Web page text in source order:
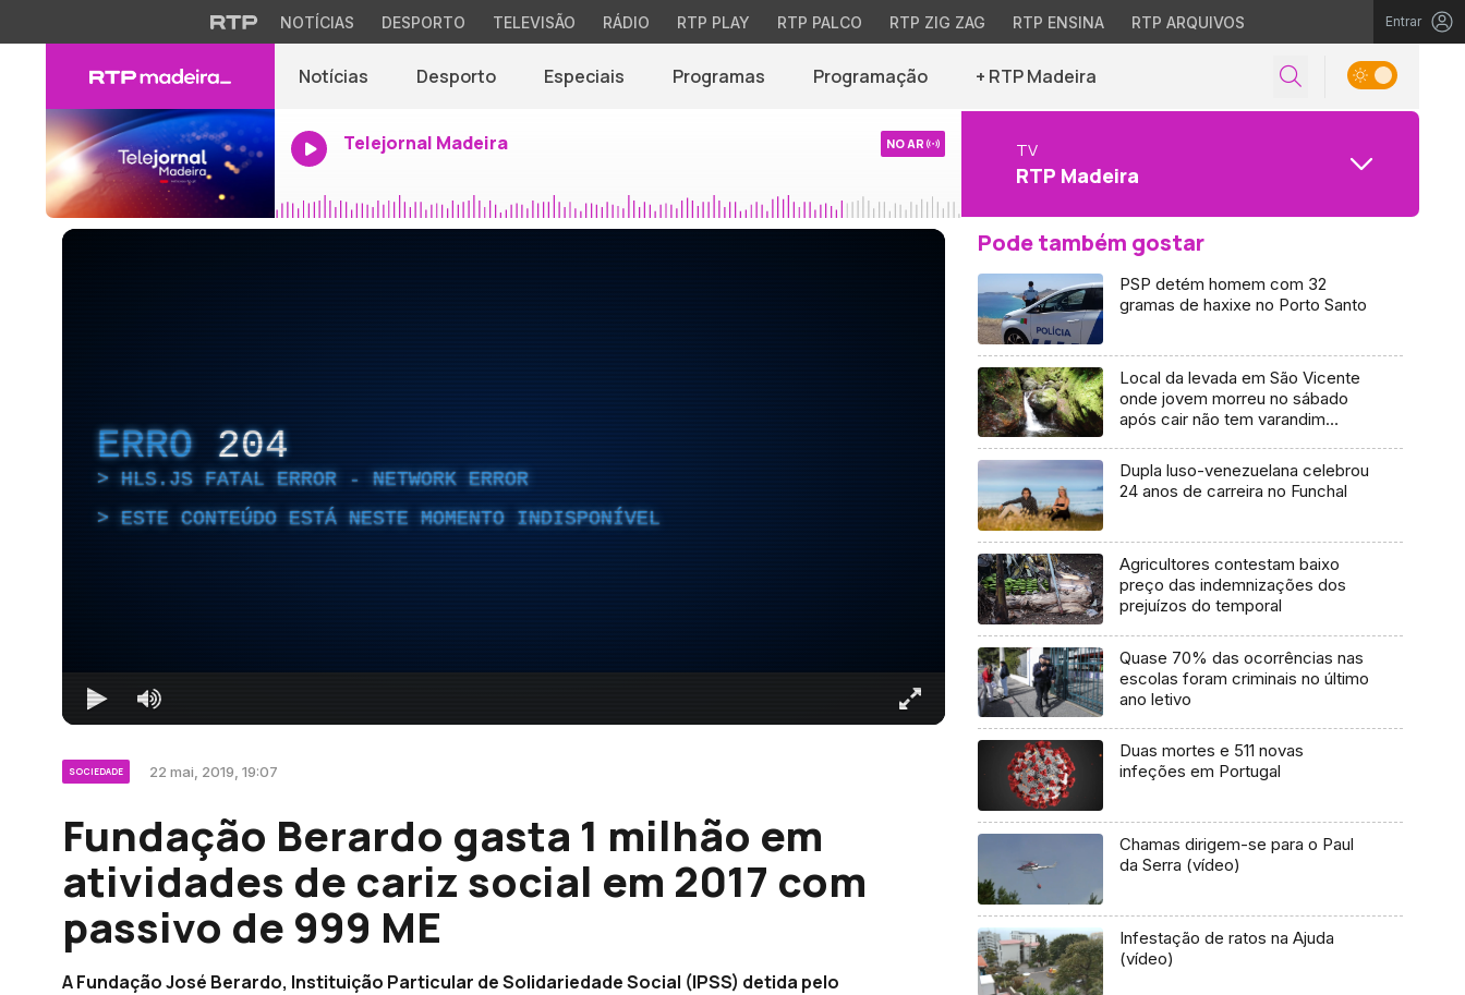
NOTÍCIAS DESPORTO TELEVISÃO RÁDIO RTP PLAY RTP PALCO RTP ZIG ZAG RTP ENSINA RTP ARQUIVOS Entrar
Notícias Desporto Especiais Programas Programação + RTP Madeira
Telejornal Madeira NO AR TV
RTP Madeira
ERRO 204
HLS.JS FATAL ERROR - NETWORK ERROR
ESTE CONTEÚDO ESTÁ NESTE MOMENTO INDISPONÍVEL
SOCIEDADE 22 mai, 2019, 19:07
Fundação Berardo gasta 1 milhão em
atividades de cariz social em 2017 com
passivo de 999 ME
A Fundação José Berardo, Instituição Particular de Solidariedade Social (IPSS) detida pelo
Pode também gostar
PSP detém homem com 32
gramas de haxixe no Porto Santo
Local da levada em São Vicente
onde jovem morreu no sábado
após cair não tem varandim
Dupla luso-venezuelana celebrou
24 anos de carreira no Funchal
Agricultores contestam baixo
preço das indemnizações dos
prejuízos do temporal
Quase 70% das ocorrências nas
escolas foram criminais no último
ano letivo
Duas mortes e 511 novas
infeções em Portugal
Chamas dirigem-se para o Paul
da Serra (vídeo)
Infestação de ratos na Ajuda
(vídeo)